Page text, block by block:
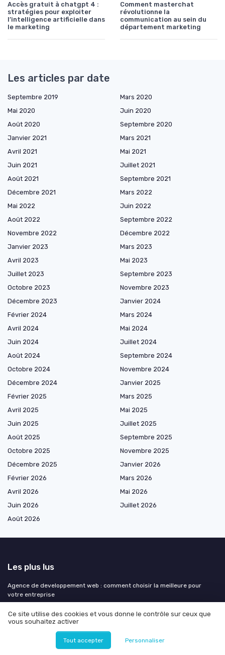
Accès gratuit à chatgpt 4 :
stratégies pour exploiter
l’intelligence artificielle dans
le marketing
Comment masterchat
révolutionne la
communication au sein du
département marketing
Les articles par date
Septembre 2019
Mars 2020
Mai 2020
Juin 2020
Août 2020
Septembre 2020
Janvier 2021
Mars 2021
Avril 2021
Mai 2021
Juin 2021
Juillet 2021
Août 2021
Septembre 2021
Décembre 2021
Mars 2022
Mai 2022
Juin 2022
Août 2022
Septembre 2022
Novembre 2022
Décembre 2022
Janvier 2023
Mars 2023
Avril 2023
Mai 2023
Juillet 2023
Septembre 2023
Octobre 2023
Novembre 2023
Décembre 2023
Janvier 2024
Février 2024
Mars 2024
Avril 2024
Mai 2024
Juin 2024
Juillet 2024
Août 2024
Septembre 2024
Octobre 2024
Novembre 2024
Décembre 2024
Janvier 2025
Février 2025
Mars 2025
Avril 2025
Mai 2025
Juin 2025
Juillet 2025
Août 2025
Septembre 2025
Octobre 2025
Novembre 2025
Décembre 2025
Janvier 2026
Février 2026
Mars 2026
Avril 2026
Mai 2026
Juin 2026
Juillet 2026
Août 2026
Les plus lus
Agence de developpement web : comment choisir la meilleure pour
votre entreprise
gratuite
Eliezer Yudkowsky: Artificial Intelligence and the End of Humanity
L'importance de la gestion des données dans le marketing moderne
Ce site utilise des cookies et vous donne le contrôle sur ceux que
vous souhaitez activer
Tout accepter Personnaliser